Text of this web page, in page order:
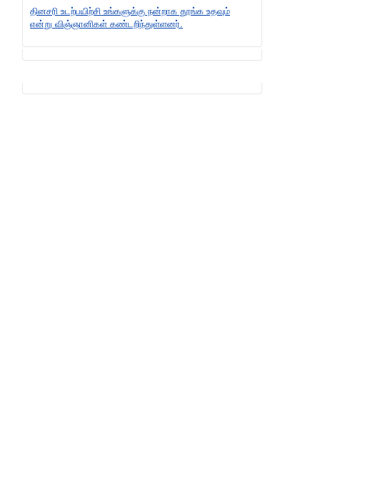
தினசரி உடற்பயிற்சி உங்களுக்கு நன்றாக தூங்க உதவும்
என்று விஞ்ஞானிகள் கண்டறிந்துள்ளனர்.